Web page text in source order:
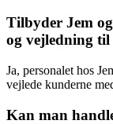
Tilbyder Jem
og vejledning
Ja, personalet hos
vejlede kunderne
Kan man